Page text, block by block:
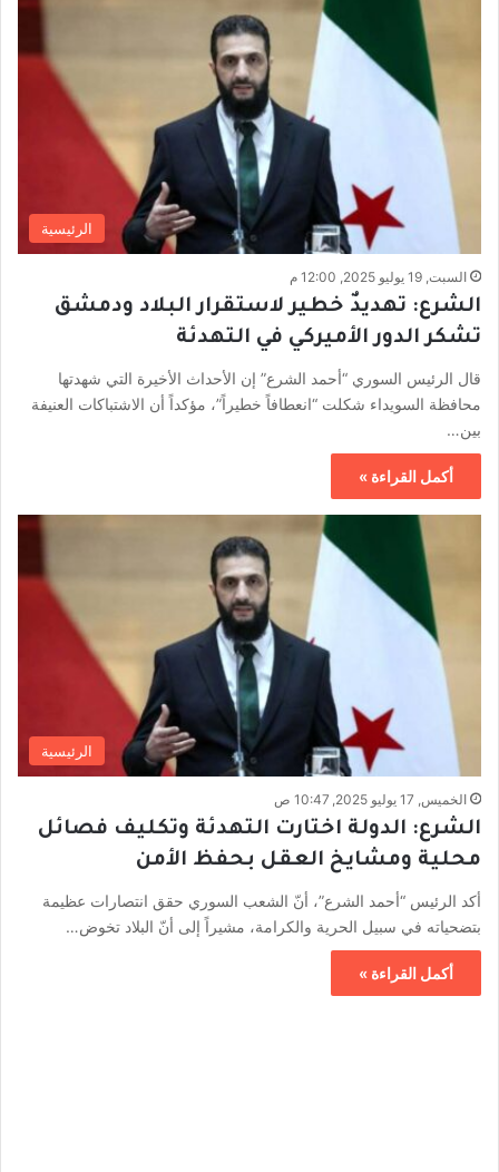
الرئيسية
السبت, 19 يوليو 2025, 12:00 م
الشرع: تهديدٌ خطير لاستقرار البلاد ودمشق
تشكر الدور الأميركي في التهدئة
قال الرئيس السوري “أحمد الشرع” إن الأحداث الأخيرة التي شهدتها
محافظة السويداء شكلت “انعطافاً خطيراً”، مؤكداً أن الاشتباكات العنيفة
بين…
أكمل القراءة »
الرئيسية
الخميس, 17 يوليو 2025, 10:47 ص
الشرع: الدولة اختارت التهدئة وتكليف فصائل
محلية ومشايخ العقل بحفظ الأمن
أكد الرئيس “أحمد الشرع”، أنّ الشعب السوري حقق انتصارات عظيمة
بتضحياته في سبيل الحرية والكرامة، مشيراً إلى أنّ البلاد تخوض…
أكمل القراءة »